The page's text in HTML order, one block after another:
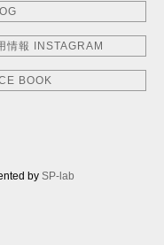
情報 INSTAGRAM
BOOK
by SP-lab